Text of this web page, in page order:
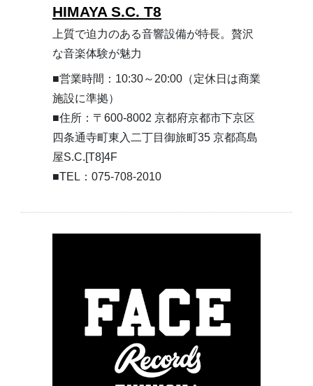
HIMAYA S.C. T8
上質で迫力のある音響設備が特長。贅沢
な音楽体験が魅力
■営業時間：10:30～20:00（定休日は商業
施設に準拠）
■住所：〒600-8002 京都府京都市下京区
四条通寺町東入二丁目御旅町35 京都髙島
屋S.C.[T8]4F
■TEL：075-708-2010